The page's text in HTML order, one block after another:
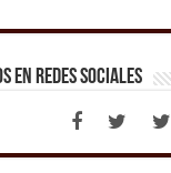
en Redes Sociales